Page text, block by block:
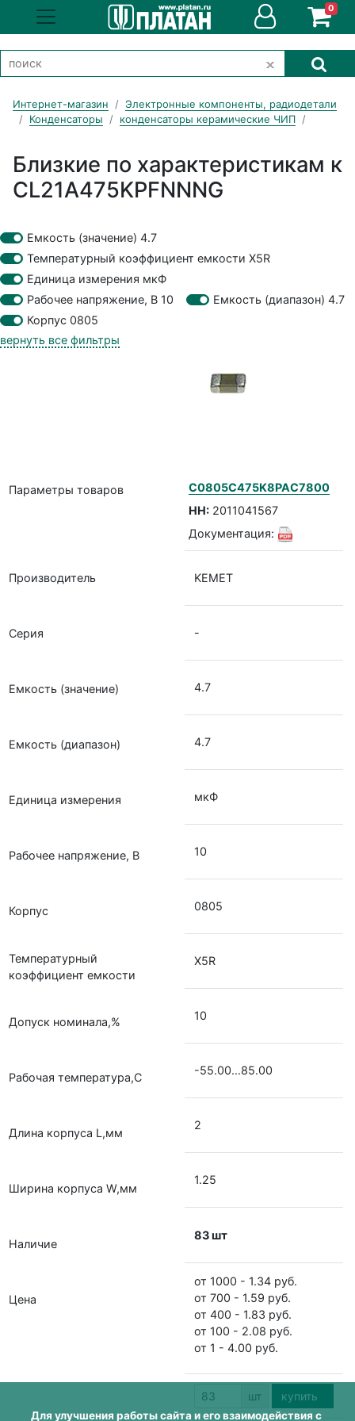
0
Интернет-магазин
Электронные компоненты, радиодетали
Конденсаторы
конденсаторы керамические ЧИП
Близкие по характеристикам к
CL21A475KPFNNNG
Емкость (значение) 4.7
Температурный коэффициент емкости X5R
Единица измерения мкФ
Рабочее напряжение, В 10
Емкость (диапазон) 4.7
Корпус 0805
вернуть все фильтры
Параметры товаров
C0805C475K8PAC7800
НН:2011041567
Документация:
Производитель
Серия
Емкость (значение)
Емкость (диапазон)
Единица измерения
Рабочее напряжение, В
Корпус
Температурный
коэффициент емкости
Допуск номинала,%
Рабочая температура,С
Длина корпуса L,мм
Ширина корпуса W,мм
Наличие
Цена
KEMET
-
4.7
4.7
мкФ
10
0805
X5R
10
-55.00...85.00
2
1.25
83 шт
от 1000 - 1.34 руб.
от 700 - 1.59 руб.
от 400 - 1.83 руб.
от 100 - 2.08 руб.
от 1 - 4.00 руб.
шт купить
Для улучшения работы сайта и его взаимодействия с